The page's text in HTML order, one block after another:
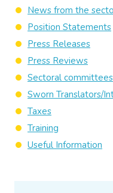
News from the
Position Statements
Press Releases
Press Reviews
Sectoral committees
Sworn Translators/
Taxes
Training
Useful Information